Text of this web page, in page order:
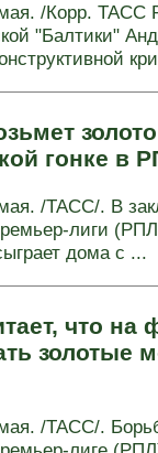
/Корр. ТАСС
"Балтики"
гонке в
/ТАСС/. В
лиги
дома с ...
что на
золотые
/ТАСС/.